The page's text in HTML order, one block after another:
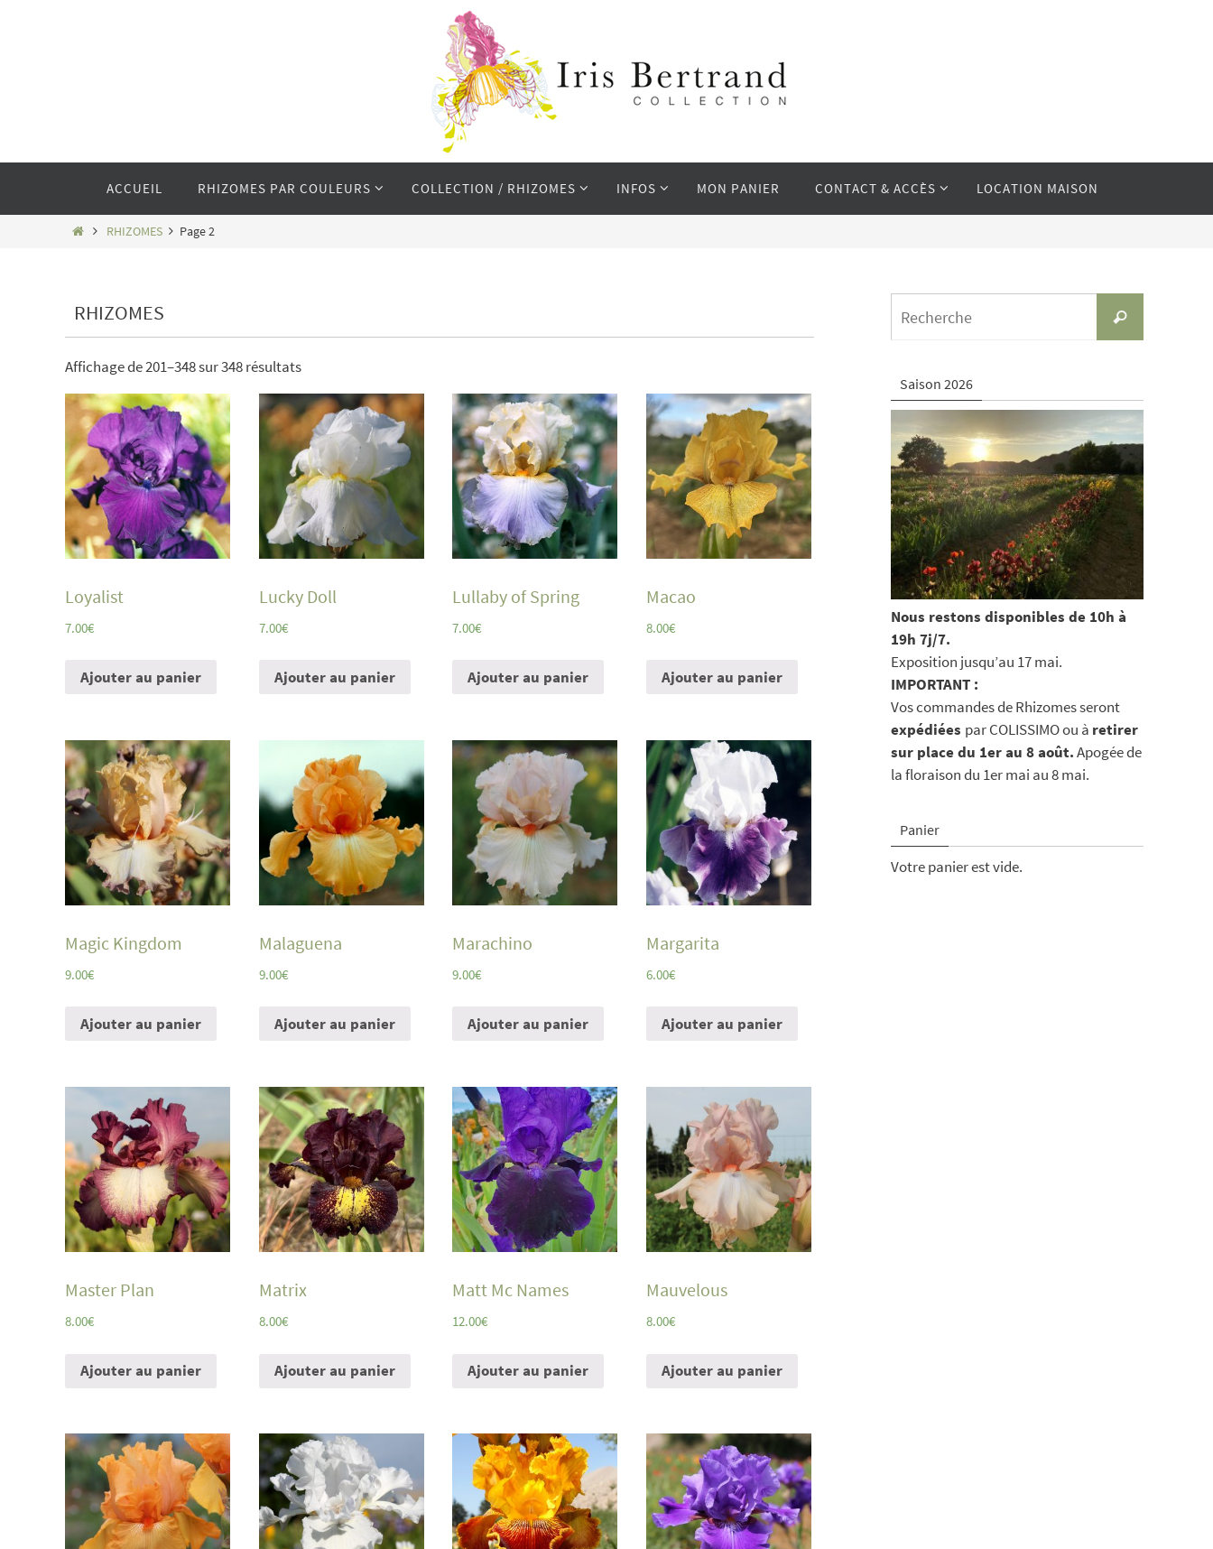
ACCUEIL RHIZOMES PAR COULEURS COLLECTION / RHIZOMES INFOS MON PANIER CONTACT & ACCÈS LOCATION MAISON
HomeRHIZOMES Page 2
RHIZOMES
Affichage de 201–348 sur 348 résultats
Loyalist
7.00€
Ajouter au panier
Lucky Doll
7.00€
Ajouter au panier
Lullaby of Spring
7.00€
Ajouter au panier
Macao
8.00€
Ajouter au panier
Magic Kingdom
9.00€
Ajouter au panier
Malaguena
9.00€
Ajouter au panier
Marachino
9.00€
Ajouter au panier
Margarita
6.00€
Ajouter au panier
Master Plan
8.00€
Ajouter au panier
Matrix
8.00€
Ajouter au panier
Matt Mc Names
12.00€
Ajouter au panier
Mauvelous
8.00€
Ajouter au panier
Recherche
Saison 2026
Nous restons disponibles de 10h à
19h 7j/7.
Exposition jusqu’au 17 mai.
IMPORTANT :
Vos commandes de Rhizomes seront
expédiées par COLISSIMO ou à retirer
sur place du 1er au 8 août.Apogée de
la floraison du 1er mai au 8 mai.
Panier
Votre panier est vide.